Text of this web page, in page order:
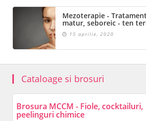
Mezoterapie -
matur, seboreic - ten
15 aprilie, 2020
Cataloage si brosuri
Brosura MCCM - Fiole, cocktailuri,
peelinguri chimice